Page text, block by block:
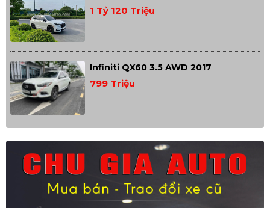
1 Tỷ 120 Triệu
Infiniti QX60 3.5 AWD 2017
799 Triệu